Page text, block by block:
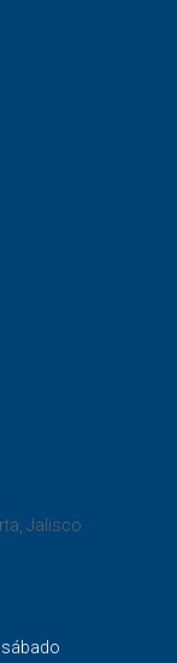
Jalisco
sábado